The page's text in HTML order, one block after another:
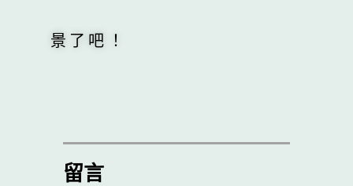
景了吧！
留言